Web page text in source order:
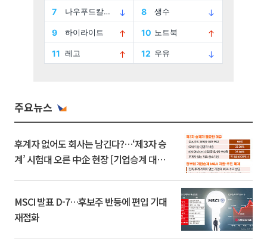
주요뉴스
후계자 없어도 회사는 남긴다?…‘제3자 승
계’ 시험대 오른 中企 현장 [기업승계 대전
MSCI 발표 D-7…후보주 반등에 편입 기대
재점화